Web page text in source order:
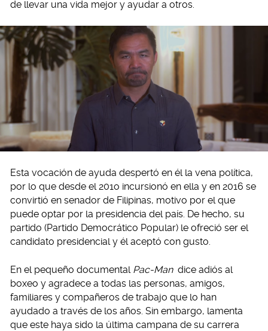
de llevar una vida mejor y ayudar a otros.
Esta vocación de ayuda despertó en él la vena política,
por lo que desde el 201o incursionó en ella y en 2016 se
convirtió en senador de Filipinas, motivo por el que
puede optar por la presidencia del país. De hecho, su
partido (Partido Democrático Popular) le ofreció ser el
candidato presidencial y él aceptó con gusto.
En el pequeño documental Pac-Man dice adiós al
boxeo y agradece a todas las personas, amigos,
familiares y compañeros de trabajo que lo han
ayudado a través de los años. Sin embargo, lamenta
que este haya sido la última campana de su carrera